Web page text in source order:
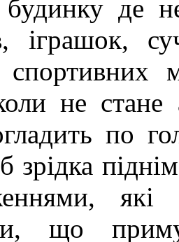
де
іграшок,
спортивних
не
по
зрідка
що